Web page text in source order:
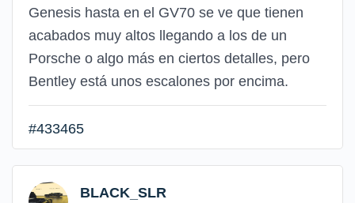
Genesis hasta en el GV70 se ve que tienen
acabados muy altos llegando a los de un
Porsche o algo más en ciertos detalles, pero
Bentley está unos escalones por encima.
#433465
BLACK_SLR